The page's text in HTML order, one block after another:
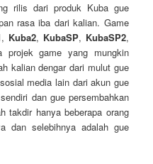
rilis dari produk Kuba gue
rasa iba dari kalian. Game
, Kuba2, KubaSP, KubaSP2,
game yang mungkin
kalian dengar dari mulut gue
media lain dari akun gue
dan gue persembahkan
takdir hanya beberapa orang
dan selebihnya adalah gue